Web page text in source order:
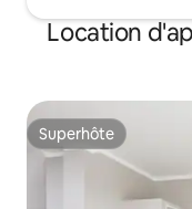
Location
Superhôte
Superhôte